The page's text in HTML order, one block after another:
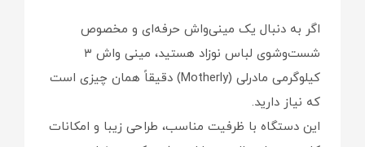
اگر به دنبال یک مینی‌واش حرفه‌ای و مخصوص
شست‌وشوی لباس نوزاد هستید، مینی واش ۳
کیلوگرمی مادرلی (Motherly) دقیقاً همان چیزی است
که نیاز دارید.
این دستگاه با ظرفیت مناسب، طراحی زیبا و امکانات